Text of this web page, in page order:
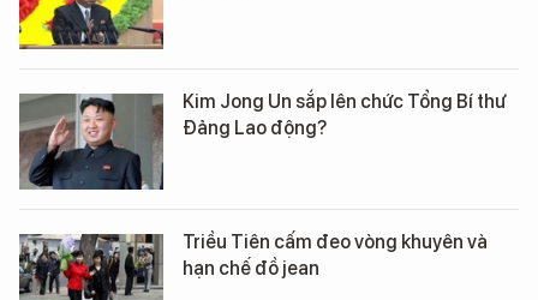
Kim Jong Un sắp lên chức Tổng Bí thư
Đảng Lao động?
Triều Tiên cấm đeo vòng khuyên và
hạn chế đồ jean